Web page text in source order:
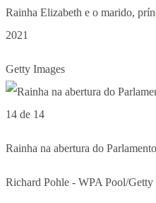
Rainha Elizabeth e o marido,
2021
Getty Images
14 de 14
Rainha na abertura do
Richard Pohle - WPA Pool/Getty